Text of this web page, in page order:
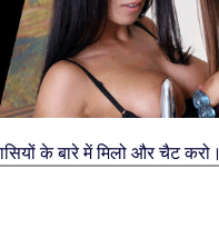
के बारे में मिलो और चैट करो।